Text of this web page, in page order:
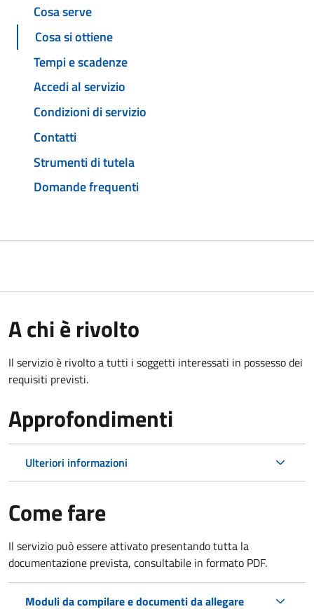
Cosa serve
Cosa si ottiene
Tempi e scadenze
Accedi al servizio
Condizioni di servizio
Contatti
Strumenti di tutela
Domande frequenti
A chi è rivolto
Il servizio è rivolto a tutti i soggetti interessati in possesso dei
requisiti previsti.
Approfondimenti
Ulteriori informazioni
Come fare
Il servizio può essere attivato presentando tutta la
documentazione prevista, consultabile in formato PDF.
Moduli da compilare e documenti da allegare